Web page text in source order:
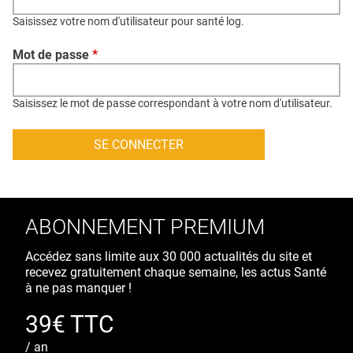
CONTACT
CRÉDITS
Saisissez votre nom d'utilisateur pour santé log.
Mot de passe *
Saisissez le mot de passe correspondant à votre nom d'utilisateur.
ABONNEMENT PREMIUM
Accédez sans limite aux 30 000 actualités du site et
recevez gratuitement chaque semaine, les actus Santé
à ne pas manquer !
39€ TTC
/ an